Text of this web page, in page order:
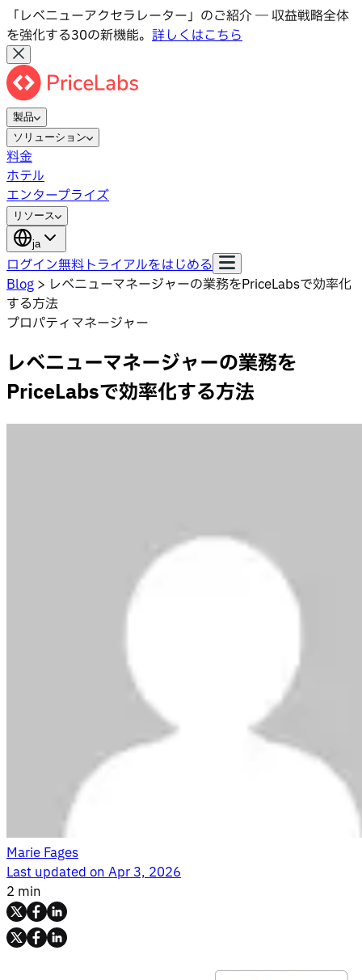
「レベニューアクセラレーター」のご紹介 ― 収益戦略全体
を強化する30の新機能。 詳しくはこちら
製品
ソリューション
料金
ホテル
エンタープライズ
リソース
ja
ログイン無料トライアルをはじめる
Blog > レベニューマネージャーの業務をPriceLabsで効率化
する方法
プロパティマネージャー
レベニューマネージャーの業務を
PriceLabsで効率化する方法
Marie Fages
Last updated onApr 3, 2026
2 min